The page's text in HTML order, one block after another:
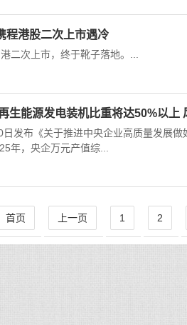
程港股二次上市遇冷
二次上市，终于靴子落地。...
生能源发电装机比重将达50%以上
发布《关于推进中央企业高质量发展
年，央企万元产值综...
首页 上一页 1 2